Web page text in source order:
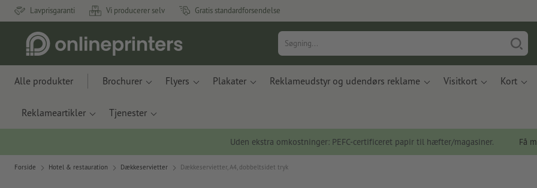
Lavprisgaranti Vi producerer selv Gratis standardforsendelse
Alle produkter Brochurer Flyers Plakater Reklameudstyr og udendørs reklame Visitkort Kort
Reklameartikler Tjenester
Uden ekstra omkostninger: PEFC-certificeret papir til hæfter/magasiner. Få
Forside Hotel & restauration Dækkeservietter Dækkeservietter, A4, dobbeltsidet tryk